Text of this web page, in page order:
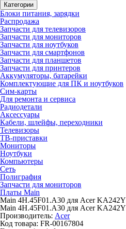
Категории
Блоки питания, зарядки
Распродажа
Запчасти для телевизоров
Запчасти для мониторов
Запчасти для ноутбуков
Запчасти для смартфонов
Запчасти для планшетов
Запчасти для принтеров
Аккумуляторы, батарейки
Комплектующие для ПК и ноутбуков
Сим-карты
Для ремонта и сервиса
Радиодетали
Аксессуары
Кабели, шлейфы, переходники
Телевизоры
ТВ-приставки
Мониторы
Ноутбуки
Компьютеры
Сеть
Полиграфия
Запчасти для мониторов
Платы Main
Main 4H.45F01.A30 для Acer KA242Y
Main 4H.45F01.A30 для Acer KA242Y
Производитель: Acer
Код товара: FR-00167804